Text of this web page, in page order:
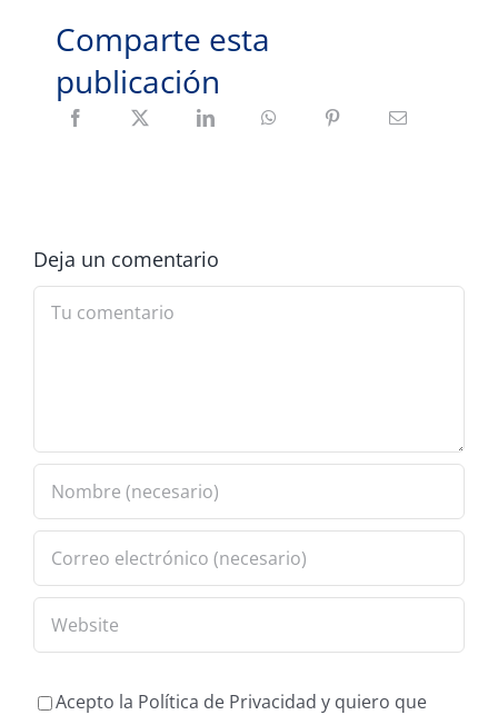
Comparte esta
publicación
Deja un comentario
Comment
Acepto la Política de Privacidad y quiero que